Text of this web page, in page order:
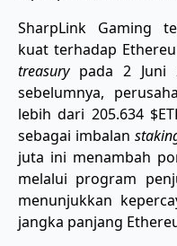
SharpLink Gaming
kuat terhadap
treasury pada 2 Juni
sebelumnya,
lebih dari 205.634
sebagai imbalan
juta ini menambah
melalui program
menunjukkan
jangka panjang